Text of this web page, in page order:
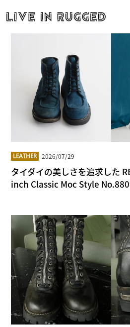
LEATHER 2026/07/29
タイダイの美しさを追求した
inch Classic Moc Style